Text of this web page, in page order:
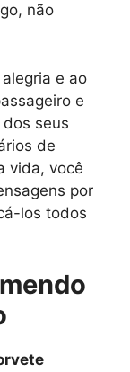
não
e ao
e
seus
de
vida, você
por
los todos